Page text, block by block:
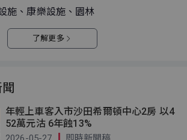
施、康樂設施、園林
了解更多
年輕上車客入市沙田希爾頓中心2房 以4
52萬元沽 6年蝕13%